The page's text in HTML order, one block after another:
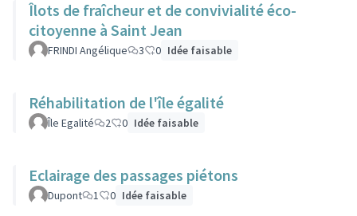
Îlots de fraîcheur et de convivialité éco-
citoyenne à Saint Jean
FRINDI Angélique 3 0 Idée faisable
Réhabilitation de l'île égalité
Île Egalité 2 0 Idée faisable
Eclairage des passages piétons
Dupont 1 0 Idée faisable